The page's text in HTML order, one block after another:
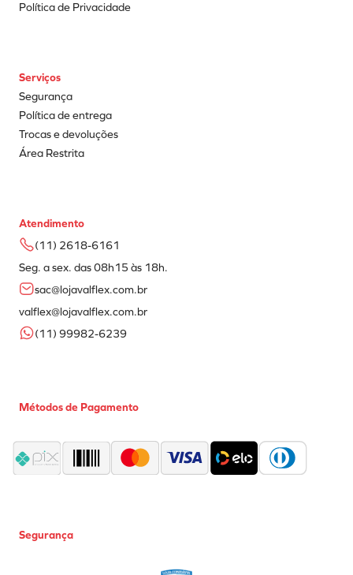
Política de Privacidade
Serviços
Segurança
Política de entrega
Trocas e devoluções
Área Restrita
Atendimento
(11) 2618-6161
Seg. a sex. das 08h15 às 18h.
sac@lojavalflex.com.br
valflex@lojavalflex.com.br
(11) 99982-6239
Métodos de Pagamento
Segurança